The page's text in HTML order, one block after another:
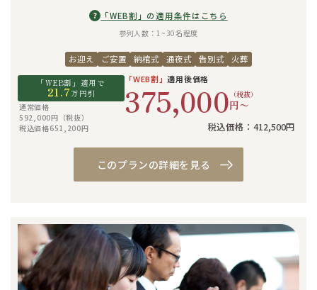
? 「WEB割」の適用条件はこちら
参列人数：1~30名程度
お迎え ご安置 納棺式 通夜式 告別式 火葬
「WEB割」適用で
21.7万円引
通常価格
592,000円（税抜）
税込価格651,200円
「WEB割」適用後価格
375,000 （税抜）
円〜
税込価格：412,500円
このプランの詳細を見る